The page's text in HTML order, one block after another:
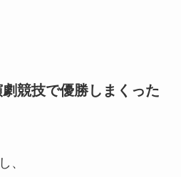
競技で優勝しまくった
、